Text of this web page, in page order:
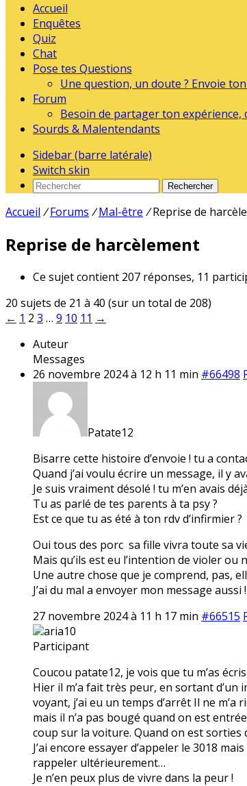
Accueil
Enquêtes
Quiz
Chat
Pose tes Questions
Une question, un doute ? Envoie
Forum
Besoin de partager ton expérience,
Sourds & Malentendants
Sidebar (barre latérale)
Switch skin
Rechercher
Accueil / Forums / Mal-être / Reprise de
Reprise de harcèlement
Ce sujet contient 207 réponses, 11
20 sujets de 21 à 40 (sur un total de 208)
← 1 2 3 … 9 10 11 →
Auteur
Messages
26 novembre 2024 à 12 h 11 min #66498
Patate12
Bisarre cette histoire d’envoie ! tu a
Quand j’ai voulu écrire un message, il y
Je suis vraiment désolé ! tu m’en avais
Tu as parlé de tes parents à ta psy ?
Est ce que tu as été à ton rdv d’infirmier ?
Oui tous des porc sa fille vivra toute sa
Mais qu’ils est eu l’intention de violer ou
Une autre chose que je comprend, pas,
J’ai du mal a envoyer mon message aussi !
27 novembre 2024 à 11 h 17 min #66515
aria10
Participant
Coucou patate12, je vois que tu m’as
Hier il m’a fait très peur, en sortant d’un
voyant, j’ai eu un temps d’arrêt Il ne
mais il n’a pas bougé quand on est
coup sur la voiture. Quand on est sorties
J’ai encore essayer d’appeler le 3018
rappeler ultérieurement…
Je n’en peux plus de vivre dans la peur !